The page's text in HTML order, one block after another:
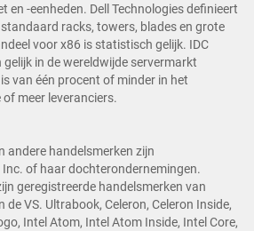
en -eenheden. Dell Technologies definieert
racks, towers, blades en grote
voor x86 is statistisch gelijk. IDC
in de wereldwijde servermarkt
van één procent of minder in het
meer leveranciers.
andere handelsmerken zijn
Inc. of haar dochterondernemingen.
geregistreerde handelsmerken van
VS. Ultrabook, Celeron, Celeron Inside,
Intel Atom, Intel Atom Inside, Intel Core,